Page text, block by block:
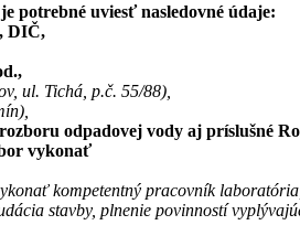
potrebné uviesť nasledovné údaje:
DIČ,
ul. Tichá, p.č. 55/88),
odpadovej vody aj príslušné
vykonať
kompetentný pracovník laboratória,
stavby, plnenie povinností